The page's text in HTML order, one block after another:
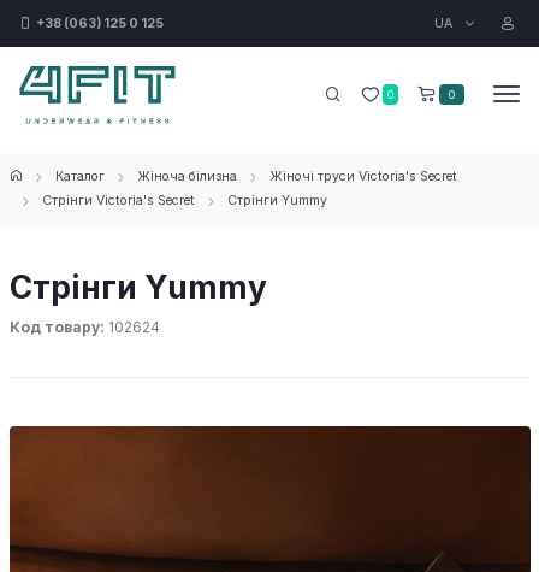
+38 (063) 125 0 125 UA
0 0
Каталог Жіноча білизна
Жіночі труси Victoria's Secret
Стрінги Victoria's Secret
Стрінги Yummy
Стрінги Yummy
Код товару: 102624